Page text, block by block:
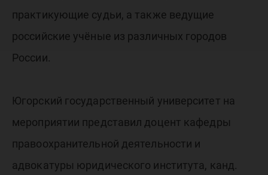
практикующие судьи, а также ведущие
российские учёные из различных городов
России.
Югорский государственный университет на
мероприятии представил доцент кафедры
правоохранительной деятельности и
адвокатуры юридического института, канд.